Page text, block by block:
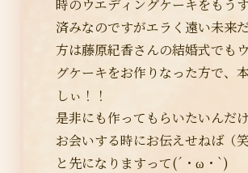
時のウエディングケーキをもう
済みなのですがエラく遠い未来
方は藤原紀香さんの結婚式でも
グケーキをお作りなった方で、
しぃ！！
是非にも作ってもらいたいんだ
お会いする時にお伝えせねば（
と先になりますって(´・ω・`)